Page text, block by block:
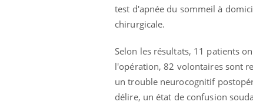
test d'apnée du sommeil à
chirurgicale.
Selon les résultats, 11 patients
l'opération, 82 volontaires sont
un trouble neurocognitif
délire, un état de confusion